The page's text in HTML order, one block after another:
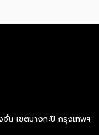
คอยให้คำแนะนำ
าจะไม่ได้เดินอยู่บน
คือ โอกาสเติบโต
าณการรายรับ-ราย
ระบบ ช่วยให้ระบบ
ในการคืนทุนได้เร็ว
บประมาณราว 30%
ในระยะยาว แทนที่
ยบเมื่อสถานการณ์
รตลาดเข้ามามี
น เขตบางกะปิ กรุงเทพฯ